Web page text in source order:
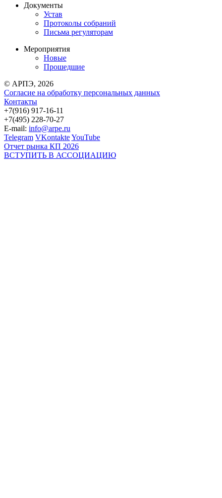
Документы
Устав
Протоколы собраний
Письма регуляторам
Мероприятия
Новые
Прошедшие
© АРПЭ, 2026
Согласие на обработку персональных данных
Контакты
+7(916) 917-16-11
+7(495) 228-70-27
E-mail: info@arpe.ru
Telegram VKontakteYouTube
Отчет рынка КП 2026
ВСТУПИТЬ В АССОЦИАЦИЮ